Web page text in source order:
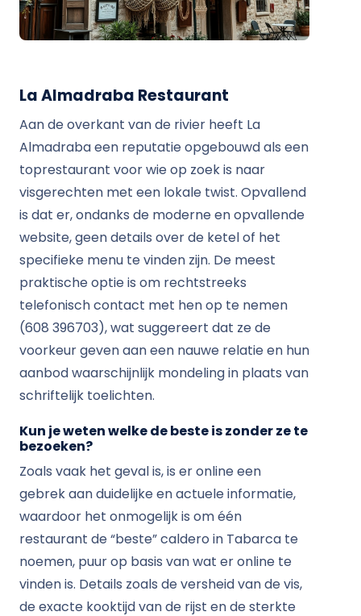
La Almadraba Restaurant
Aan de overkant van de rivier heeft La
Almadraba een reputatie opgebouwd als een
toprestaurant voor wie op zoek is naar
visgerechten met een lokale twist. Opvallend
is dat er, ondanks de moderne en opvallende
website, geen details over de ketel of het
specifieke menu te vinden zijn. De meest
praktische optie is om rechtstreeks
telefonisch contact met hen op te nemen
(608 396703), wat suggereert dat ze de
voorkeur geven aan een nauwe relatie en hun
aanbod waarschijnlijk mondeling in plaats van
schriftelijk toelichten.
Kun je weten welke de beste is zonder ze te
bezoeken?
Zoals vaak het geval is, is er online een
gebrek aan duidelijke en actuele informatie,
waardoor het onmogelijk is om één
restaurant de “beste” caldero in Tabarca te
noemen, puur op basis van wat er online te
vinden is. Details zoals de versheid van de vis,
de exacte kooktijd van de rijst en de sterkte